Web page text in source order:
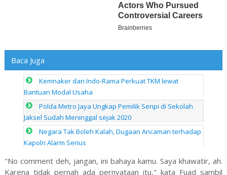
Baca Juga
Kemnaker dan Indo-Rama Perkuat TKM lewat
Bantuan Modal Usaha
Polda Metro Jaya Ungkap Pemilik Senpi di Sekolah
Jaksel Sudah Meninggal sejak 2020
Negara Tak Boleh Kalah, Dugaan Ancaman terhadap
Kapolri Alarm Serius
"No comment deh, jangan, ini bahaya kamu. Saya khawatir, ah.
Karena tidak pernah ada pernyataan itu," kata Fuad sambil